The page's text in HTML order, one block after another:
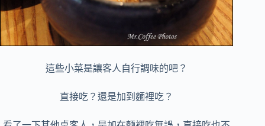
這些小菜是讓客人自行調味的吧？
直接吃？還是加到麵裡吃？